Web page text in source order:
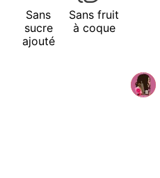
Sans
sucre
ajouté
Sans fruit
à coque